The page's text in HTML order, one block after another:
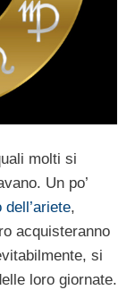
molti si
Un po’
,
acquisteranno
si
loro giornate.